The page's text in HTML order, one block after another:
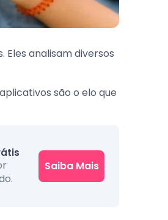
analisam diversos
são o elo que
Saiba Mais